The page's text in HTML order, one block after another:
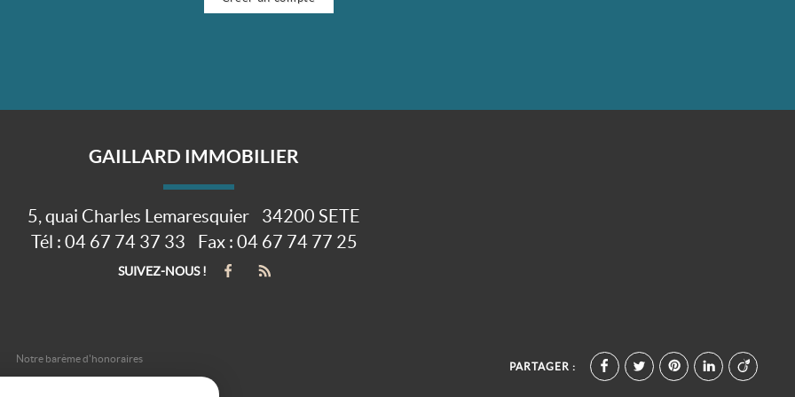
GAILLARD IMMOBILIER
5, quai Charles Lemaresquier 34200 SETE
Tél : 04 67 74 37 33 Fax : 04 67 74 77 25
SUIVEZ-NOUS !
Notre barème d'honoraires
PARTAGER :